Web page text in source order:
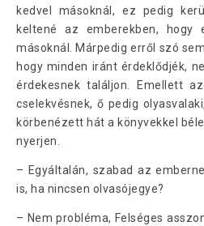
kedvel másoknál, ez pedig
keltené az emberekben, hogy
másoknál. Márpedig erről szó
hogy minden iránt érdeklődjék,
érdekesnek találjon. Emellett
cselekvésnek, ő pedig
körbenézett hát a könyvekkel
nyerjen.
– Egyáltalán, szabad az
is, ha nincsen olvasójegye?
– Nem probléma, Felséges